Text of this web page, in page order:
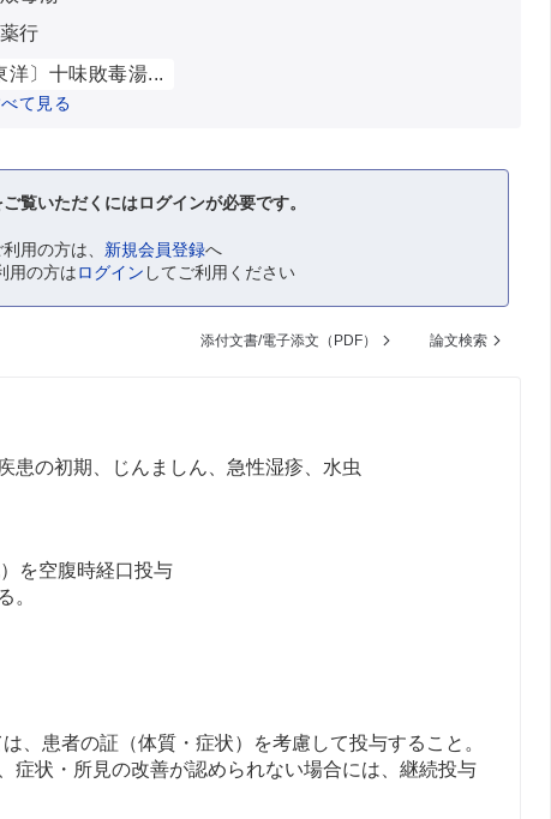
行
洋〕十味敗毒湯...
て見る
覧いただくにはログインが必要です。
用の方は、 新規会員登録へ
用の方はログイン してご利用ください
添付文書/電子添文（PDF） 論文検索
患の初期、じんましん、急性湿疹、水虫
を空腹時経口投与
。
患者の証（体質・症状）を考慮して投与すること。
症状・所見の改善が認められない場合には、継続投与